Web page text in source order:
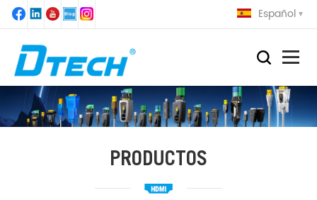
Español
PRODUCTOS